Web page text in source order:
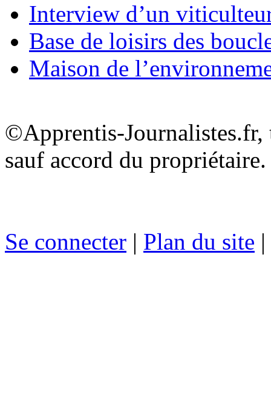
Interview d’un
Base de loisirs des
Maison de
©Apprentis-
sauf accord du propriétaire.
Se connecter | Plan du site |